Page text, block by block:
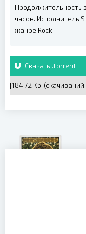
Продолжительность
часов. Исполнитель
жанре Rock.
Скачать .torrent
[184.72 Kb]